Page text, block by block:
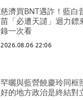
慈濟買BNT遇詐！藍白
苗「必遭天譴」迴力
錄一次看
2026.08.06 22:06
罕曬與藍營饒慶玲同
好的地方政治是終結對